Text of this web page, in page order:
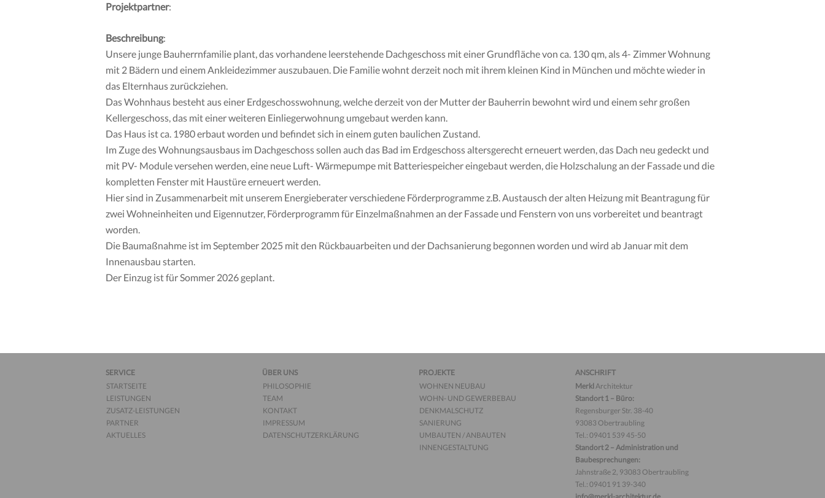
Projektpartner:
Beschreibung:
Unsere junge Bauherrnfamilie plant, das vorhandene leerstehende Dachgeschoss mit einer Grundfläche von ca. 130 qm, als 4- Zimmer Wohnung
mit 2 Bädern und einem Ankleidezimmer auszubauen. Die Familie wohnt derzeit noch mit ihrem kleinen Kind in München und möchte wieder in
das Elternhaus zurückziehen.
Das Wohnhaus besteht aus einer Erdgeschosswohnung, welche derzeit von der Mutter der Bauherrin bewohnt wird und einem sehr großen
Kellergeschoss, das mit einer weiteren Einliegerwohnung umgebaut werden kann.
Das Haus ist ca. 1980 erbaut worden und befindet sich in einem guten baulichen Zustand.
Im Zuge des Wohnungsausbaus im Dachgeschoss sollen auch das Bad im Erdgeschoss altersgerecht erneuert werden, das Dach neu gedeckt und
mit PV- Module versehen werden, eine neue Luft- Wärmepumpe mit Batteriespeicher eingebaut werden, die Holzschalung an der Fassade und die
kompletten Fenster mit Haustüre erneuert werden.
Hier sind in Zusammenarbeit mit unserem Energieberater verschiedene Förderprogramme z.B. Austausch der alten Heizung mit Beantragung für
zwei Wohneinheiten und Eigennutzer, Förderprogramm für Einzelmaßnahmen an der Fassade und Fenstern von uns vorbereitet und beantragt
worden.
Die Baumaßnahme ist im September 2025 mit den Rückbauarbeiten und der Dachsanierung begonnen worden und wird ab Januar mit dem
Innenausbau starten.
Der Einzug ist für Sommer 2026 geplant.
SERVICE
STARTSEITE
LEISTUNGEN
ZUSATZ-LEISTUNGEN
PARTNER
AKTUELLES
ÜBER UNS
PHILOSOPHIE
TEAM
KONTAKT
IMPRESSUM
DATENSCHUTZERKLÄRUNG
PROJEKTE
WOHNEN NEUBAU
WOHN- UND GEWERBEBAU
DENKMALSCHUTZ
SANIERUNG
UMBAUTEN / ANBAUTEN
INNENGESTALTUNG
ANSCHRIFT
Merkl Architektur
Standort 1 – Büro:
Regensburger Str. 38-40
93083 Obertraubling
Tel.: 09401 539 45-50
Standort 2 – Administration und
Baubesprechungen:
Jahnstraße 2, 93083 Obertraubling
Tel.: 09401 91 39-340